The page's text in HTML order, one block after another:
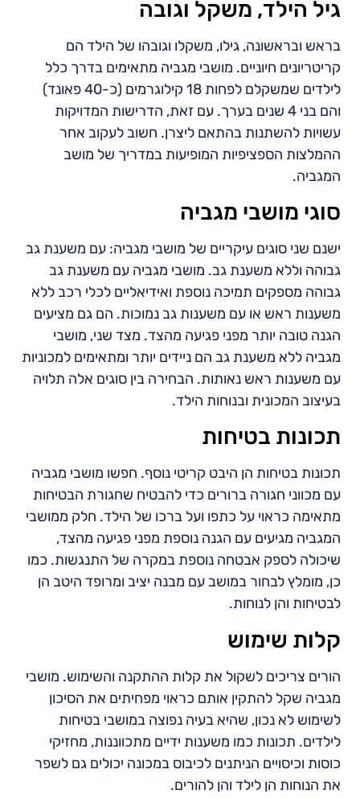
גיל הילד, משקל וגובה
בראש ובראשונה, גילו, משקלו וגובהו של הילד הם
קריטריונים חיוניים. מושבי מגביה מתאימים בדרך כלל
לילדים שמשקלם לפחות 18 קילוגרמים (כ-40 פאונד)
והם בני 4 שנים בערך. עם זאת, הדרישות המדויקות
עשויות להשתנות בהתאם ליצרן. חשוב לעקוב אחר
ההמלצות הספציפיות המופיעות במדריך של מושב
המגביה.
סוגי מושבי מגביה
ישנם שני סוגים עיקריים של מושבי מגביה: עם משענת גב
גבוהה וללא משענת גב. מושבי מגביה עם משענת גב
גבוהה מספקים תמיכה נוספת ואידיאליים לכלי רכב ללא
משענות ראש או עם משענות גב נמוכות. הם גם מציעים
הגנה טובה יותר מפני פגיעה מהצד. מצד שני, מושבי
מגביה ללא משענת גב הם ניידים יותר ומתאימים למכוניות
עם משענות ראש נאותות. הבחירה בין סוגים אלה תלויה
בעיצוב המכונית ובנוחות הילד.
תכונות בטיחות
תכונות בטיחות הן היבט קריטי נוסף. חפשו מושבי מגביה
עם מכווני חגורה ברורים כדי להבטיח שחגורת הבטיחות
מתאימה כראוי על כתפו ועל ברכו של הילד. חלק ממושבי
המגביה מגיעים עם הגנה נוספת מפני פגיעה מהצד,
שיכולה לספק אבטחה נוספת במקרה של התנגשות. כמו
כן, מומלץ לבחור במושב עם מבנה יציב ומרופד היטב הן
לבטיחות והן לנוחות.
קלות שימוש
הורים צריכים לשקול את קלות ההתקנה והשימוש. מושבי
מגביה שקל להתקין אותם כראוי מפחיתים את הסיכון
לשימוש לא נכון, שהיא בעיה נפוצה במושבי בטיחות
לילדים. תכונות כמו משענות ידיים מתכווננות, מחזיקי
כוסות וכיסויים הניתנים לכיבוס במכונה יכולים גם לשפר
את הנוחות הן לילד והן להורים.